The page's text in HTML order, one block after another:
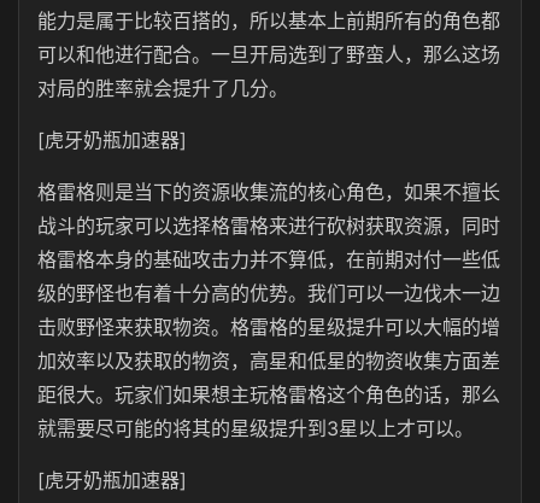
能力是属于比较百搭的，所以基本上前期所有的角色都
可以和他进行配合。一旦开局选到了野蛮人，那么这场
对局的胜率就会提升了几分。
[虎牙奶瓶加速器]
格雷格则是当下的资源收集流的核心角色，如果不擅长
战斗的玩家可以选择格雷格来进行砍树获取资源，同时
格雷格本身的基础攻击力并不算低，在前期对付一些低
级的野怪也有着十分高的优势。我们可以一边伐木一边
击败野怪来获取物资。格雷格的星级提升可以大幅的增
加效率以及获取的物资，高星和低星的物资收集方面差
距很大。玩家们如果想主玩格雷格这个角色的话，那么
就需要尽可能的将其的星级提升到3星以上才可以。
[虎牙奶瓶加速器]